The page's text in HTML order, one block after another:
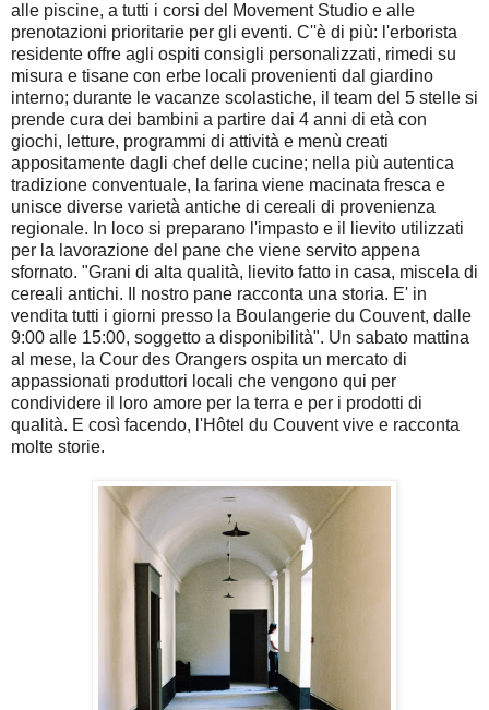
alle piscine, a tutti i corsi del Movement Studio e alle
prenotazioni prioritarie per gli eventi. C''è di più: l'erborista
residente offre agli ospiti consigli personalizzati, rimedi su
misura e tisane con erbe locali provenienti dal giardino
interno; durante le vacanze scolastiche, il team del 5 stelle si
prende cura dei bambini a partire dai 4 anni di età con
giochi, letture, programmi di attività e menù creati
appositamente dagli chef delle cucine; nella più autentica
tradizione conventuale, la farina viene macinata fresca e
unisce diverse varietà antiche di cereali di provenienza
regionale. In loco si preparano l'impasto e il lievito utilizzati
per la lavorazione del pane che viene servito appena
sfornato. "Grani di alta qualità, lievito fatto in casa, miscela di
cereali antichi. Il nostro pane racconta una storia. E' in
vendita tutti i giorni presso la Boulangerie du Couvent, dalle
9:00 alle 15:00, soggetto a disponibilità". Un sabato mattina
al mese, la Cour des Orangers ospita un mercato di
appassionati produttori locali che vengono qui per
condividere il loro amore per la terra e per i prodotti di
qualità. E così facendo, l 'Hôtel du Couvent vive e racconta
molte storie.